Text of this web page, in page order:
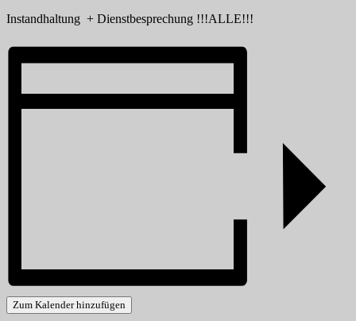
Instandhaltung + Dienstbesprechung !!!ALLE!!!
Zum Kalender hinzufügen